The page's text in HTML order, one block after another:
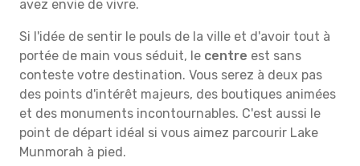
avez envie de vivre.
Si l'idée de sentir le pouls de la ville et d'avoir tout à
portée de main vous séduit, le centre est sans
conteste votre destination. Vous serez à deux pas
des points d'intérêt majeurs, des boutiques animées
et des monuments incontournables. C'est aussi le
point de départ idéal si vous aimez parcourir Lake
Munmorah à pied.